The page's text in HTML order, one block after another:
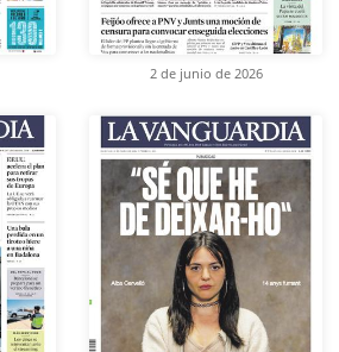
2 de junio de 2026